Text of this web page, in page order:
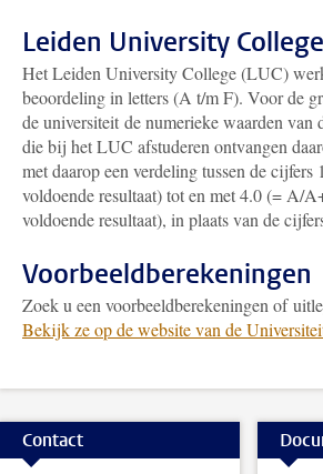
Leiden University College
Het Leiden University College (LUC)
beoordeling in letters (A t/m F). Voor de
de universiteit de numerieke waarden van
die bij het LUC afstuderen ontvangen
met daarop een verdeling tussen de cijfers
voldoende resultaat) tot en met 4.0 (= A/
voldoende resultaat), in plaats van de
Voorbeeldberekeningen
Zoek u een voorbeeldberekeningen of
Bekijk ze op de website van de
Contact